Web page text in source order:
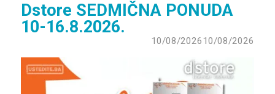
Dstore SEDMIČNA PONUDA
10-16.8.2026.
10/08/2026 10/08/2026